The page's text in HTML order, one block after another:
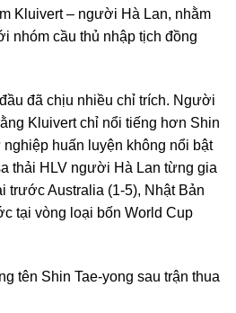
Kluivert – người Hà Lan, nhằm
nhóm cầu thủ nhập tịch đồng
đã chịu nhiều chỉ trích. Người
Kluivert chỉ nổi tiếng hơn Shin
huấn luyện không nổi bật
thải HLV người Hà Lan từng gia
trước Australia (1-5), Nhật Bản
tại vòng loại bốn World Cup